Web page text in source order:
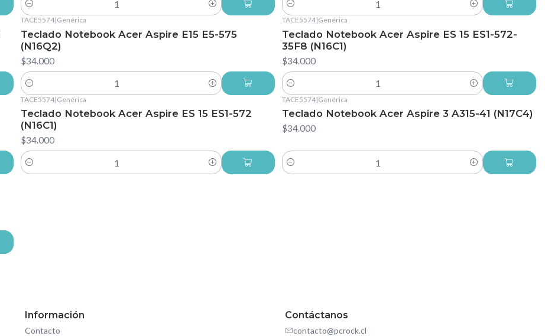
Cantidad Cantidad
TACE5574|Genérica
Teclado Notebook Acer Aspire E15 E5-575
(N16Q2)
$34.000
Cantidad
TACE5574|Genérica
Teclado Notebook Acer Aspire ES 15 ES1-572-
35F8 (N16C1)
$34.000
Cantidad
TACE5574|Genérica
Teclado Notebook Acer Aspire ES 15 ES1-572
(N16C1)
$34.000
Cantidad
TACE5574|Genérica
Teclado Notebook Acer Aspire 3 A315-41 (N17C4)
$34.000
Cantidad
Información
Contacto
Contáctanos
contacto@pcrock.cl